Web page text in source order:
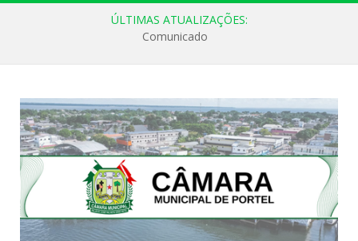
ÚLTIMAS ATUALIZAÇÕES:
Comunicado